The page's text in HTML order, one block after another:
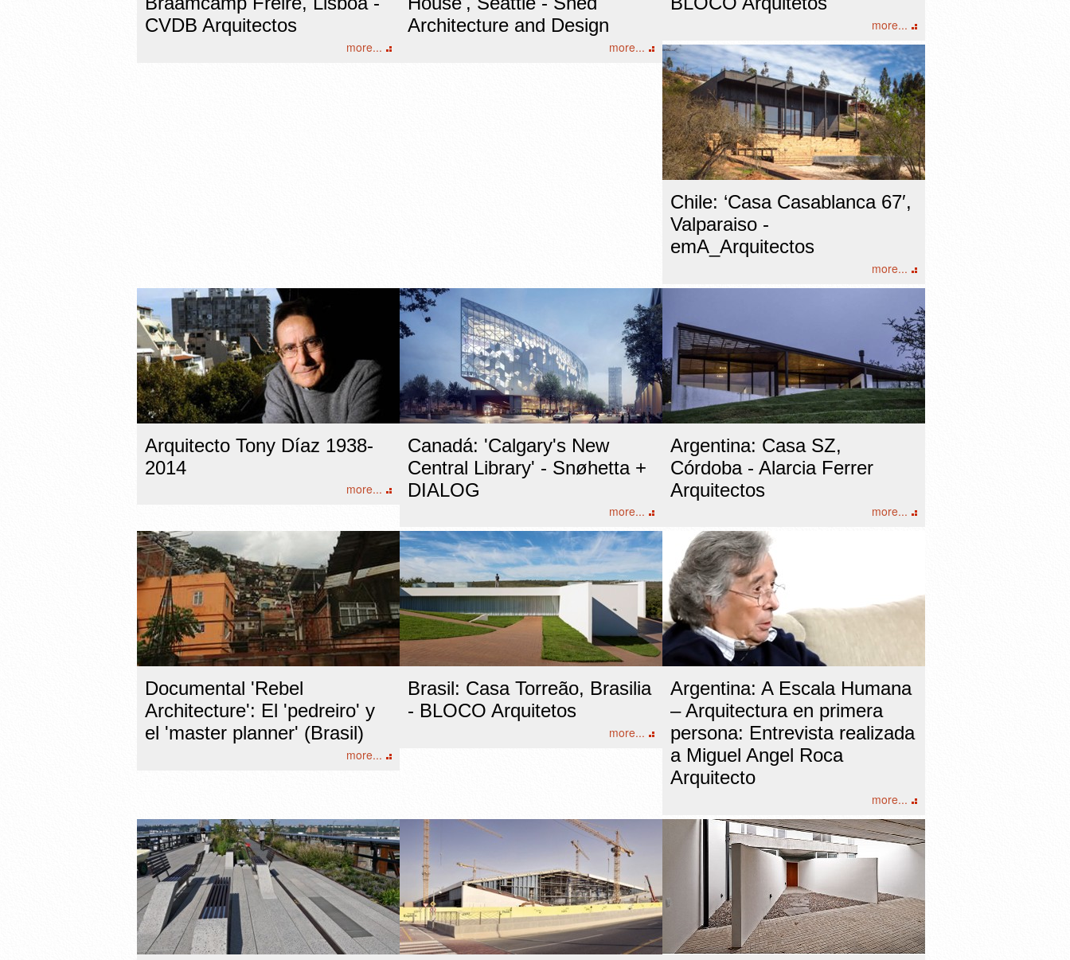
CVDB Arquitectos
more...
Architecture and Design
more...
more...
Chile: ‘Casa Casablanca 67′,
Valparaiso -
emA_Arquitectos
more...
Arquitecto Tony Díaz 1938-
2014
more...
Canadá: 'Calgary's New
Central Library' - Snøhetta +
DIALOG
more...
Argentina: Casa SZ,
Córdoba - Alarcia Ferrer
Arquitectos
more...
Documental 'Rebel
Architecture': El 'pedreiro' y
el 'master planner' (Brasil)
more...
Brasil: Casa Torreão, Brasilia
- BLOCO Arquitetos
more...
Argentina: A Escala Humana
– Arquitectura en primera
persona: Entrevista realizada
a Miguel Angel Roca
Arquitecto
more...